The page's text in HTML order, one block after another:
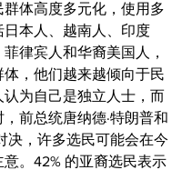
群体高度多元化，使用多
日本人、越南人、印度
律宾人和华裔美国人，
，他们越来越倾向于民
认为自己是独立人士，而
，前总统唐纳德·特朗普和
决，许多选民可能会在今
。42% 的亚裔选民表示